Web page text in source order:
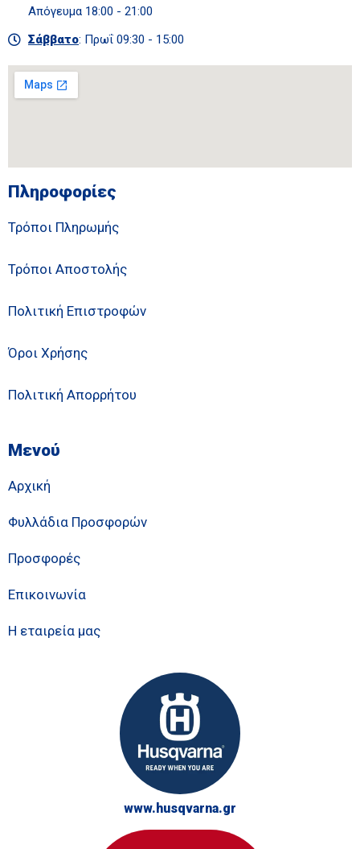
Απόγευμα 18:00 - 21:00
Σάββατο: Πρωΐ 09:30 - 15:00
Πληροφορίες
Τρόποι Πληρωμής
Τρόποι Αποστολής
Πολιτική Επιστροφών
Όροι Χρήσης
Πολιτική Απορρήτου
Μενού
Αρχική
Φυλλάδια Προσφορών
Προσφορές
Επικοινωνία
Η εταιρεία μας
www.husqvarna.gr